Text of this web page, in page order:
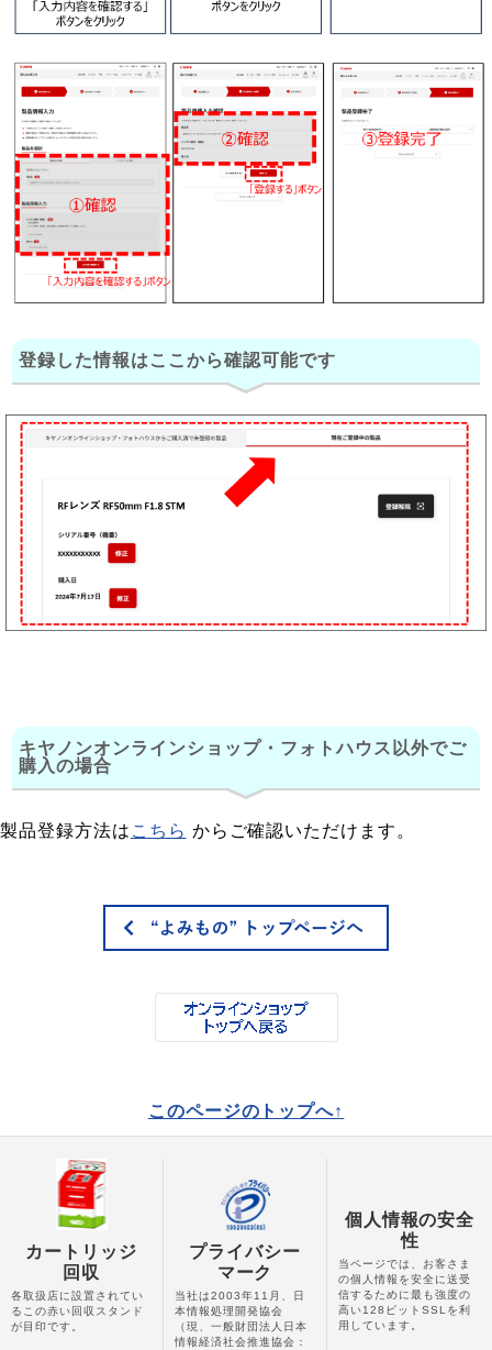
登録した情報はここから確認可能です
キヤノンオンラインショップ・フォトハウス以外でご
購入の場合
製品登録方法は こちら からご確認いただけます。
このページのトップへ↑
カートリッジ
回収
各取扱店に設置されてい
るこの赤い回収スタンド
が目印です。
プライバシー
マーク
当社は2003年11月、日
本情報処理開発協会
（現、一般財団法人日本
情報経済社会推進協会：
個人情報の安全
性
当ページでは、お客さま
の個人情報を安全に送受
信するために最も強度の
高い128ビットSSLを利
用しています。